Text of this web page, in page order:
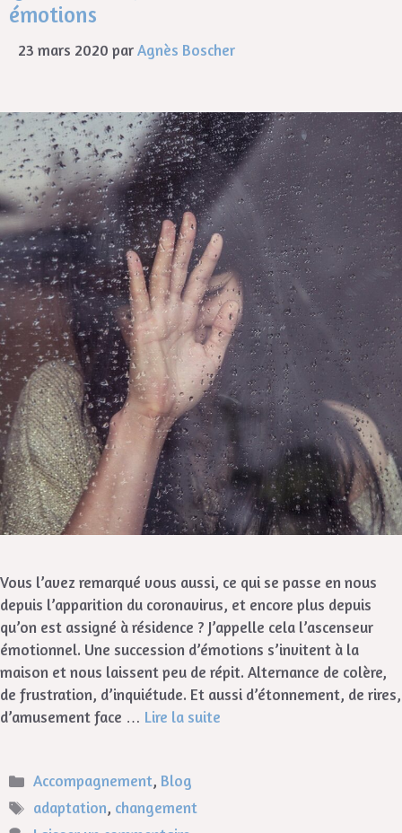
émotions
23 mars 2020 parAgnès Boscher
Vous l’avez remarqué vous aussi, ce qui se passe en nous
depuis l’apparition du coronavirus, et encore plus depuis
qu’on est assigné à résidence ? J’appelle cela l’ascenseur
émotionnel. Une succession d’émotions s’invitent à la
maison et nous laissent peu de répit. Alternance de colère,
de frustration, d’inquiétude. Et aussi d’étonnement, de rires,
d’amusement face … Lire la suite
Accompagnement, Blog
adaptation, changement